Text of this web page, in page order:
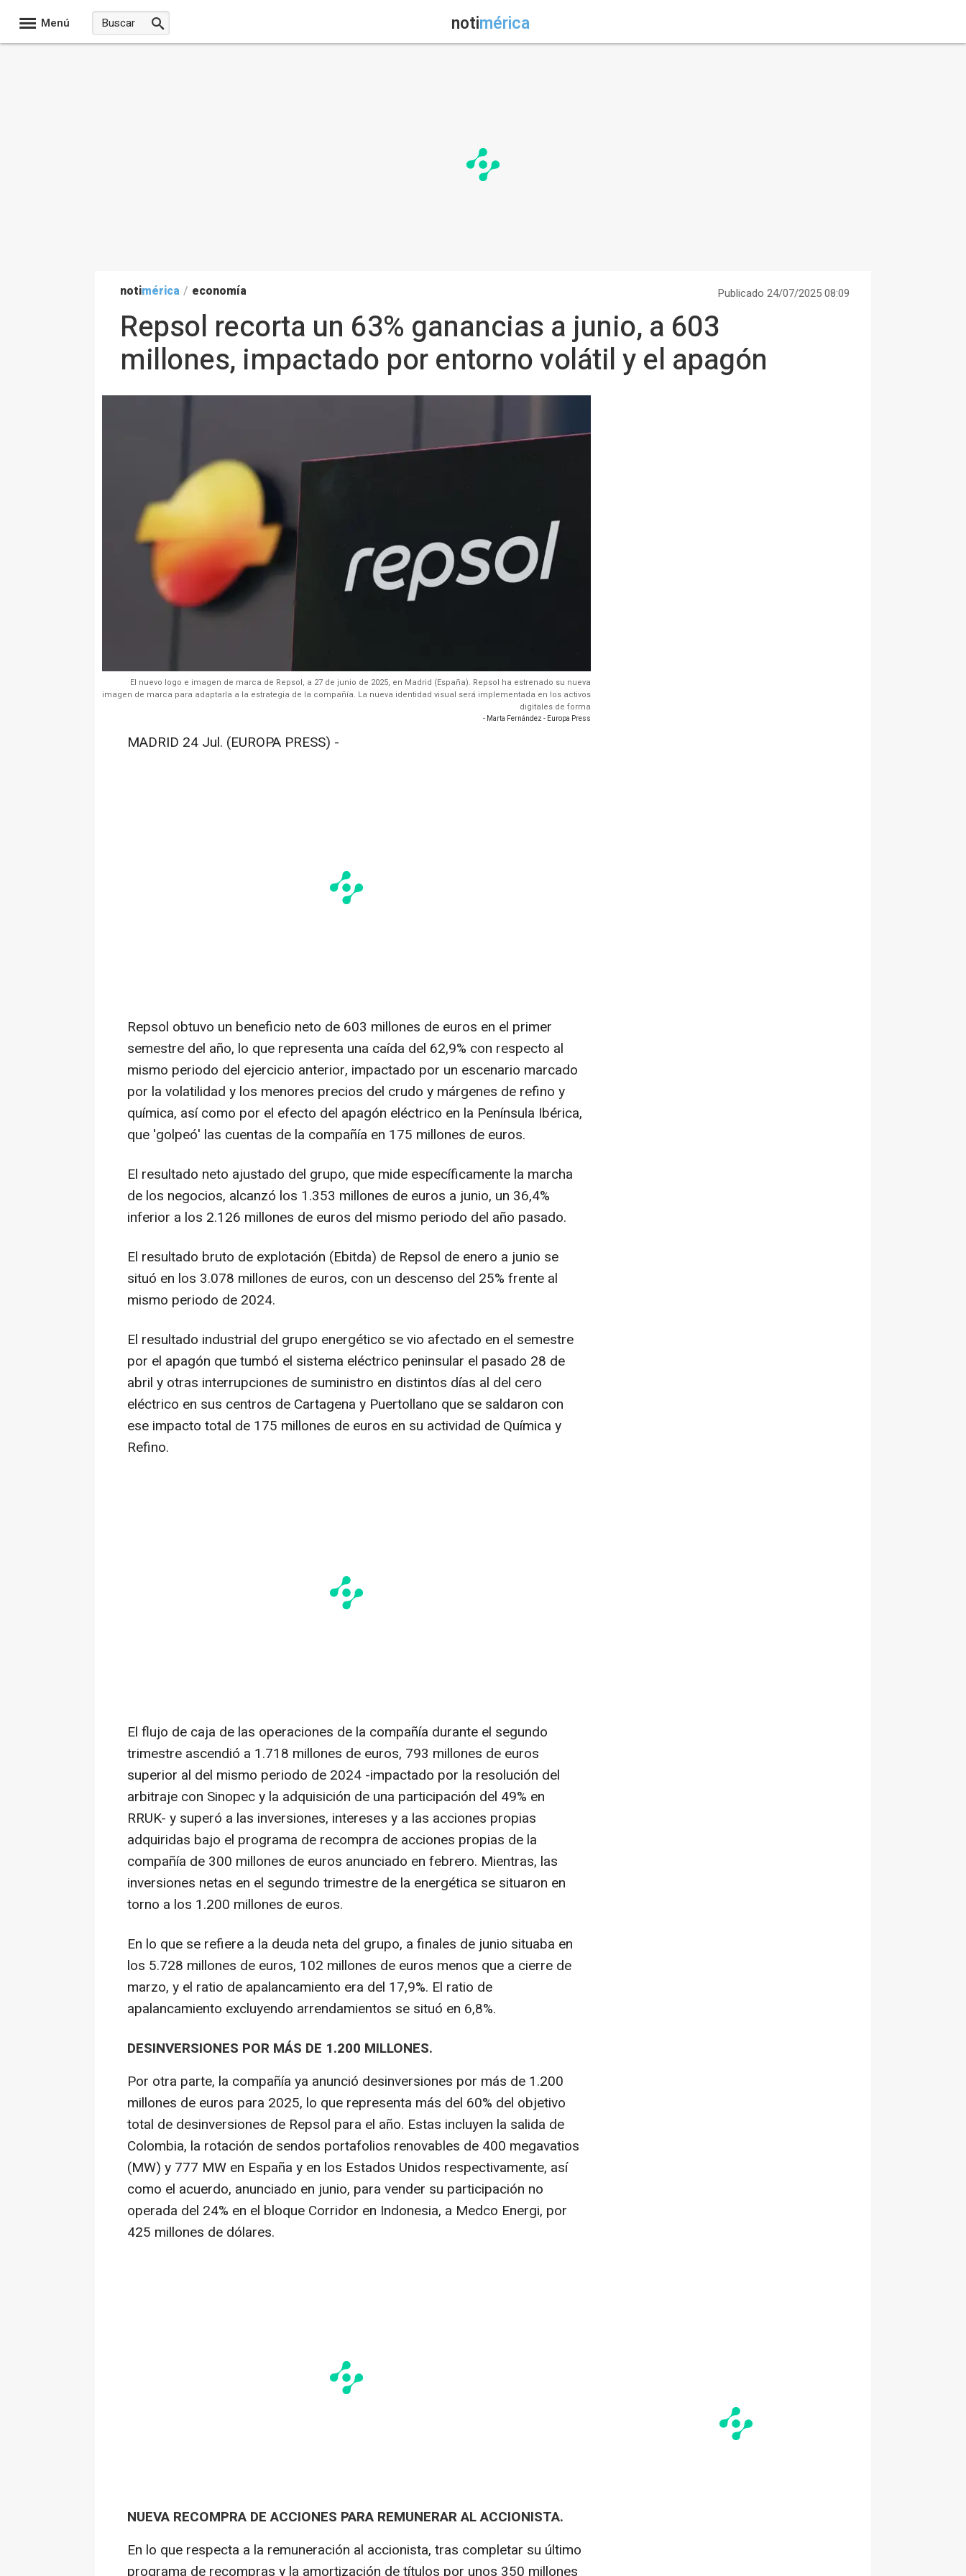
Menú notimérica
notimérica / economía Publicado 24/07/2025 08:09
Repsol recorta un 63% ganancias a junio, a 603
millones, impactado por entorno volátil y el apagón
El nuevo logo e imagen de marca de Repsol, a 27 de junio de 2025, en Madrid (España). Repsol ha estrenado su nueva
imagen de marca para adaptarla a la estrategia de la compañía. La nueva identidad visual será implementada en los activos
digitales de forma
- Marta Fernández - Europa Press
MADRID 24 Jul. (EUROPA PRESS) -
Repsol obtuvo un beneficio neto de 603 millones de euros en el primer
semestre del año, lo que representa una caída del 62,9% con respecto al
mismo periodo del ejercicio anterior, impactado por un escenario marcado
por la volatilidad y los menores precios del crudo y márgenes de refino y
química, así como por el efecto del apagón eléctrico en la Península Ibérica,
que 'golpeó' las cuentas de la compañía en 175 millones de euros.
El resultado neto ajustado del grupo, que mide específicamente la marcha
de los negocios, alcanzó los 1.353 millones de euros a junio, un 36,4%
inferior a los 2.126 millones de euros del mismo periodo del año pasado.
El resultado bruto de explotación (Ebitda) de Repsol de enero a junio se
situó en los 3.078 millones de euros, con un descenso del 25% frente al
mismo periodo de 2024.
El resultado industrial del grupo energético se vio afectado en el semestre
por el apagón que tumbó el sistema eléctrico peninsular el pasado 28 de
abril y otras interrupciones de suministro en distintos días al del cero
eléctrico en sus centros de Cartagena y Puertollano que se saldaron con
ese impacto total de 175 millones de euros en su actividad de Química y
Refino.
El flujo de caja de las operaciones de la compañía durante el segundo
trimestre ascendió a 1.718 millones de euros, 793 millones de euros
superior al del mismo periodo de 2024 -impactado por la resolución del
arbitraje con Sinopec y la adquisición de una participación del 49% en
RRUK- y superó a las inversiones, intereses y a las acciones propias
adquiridas bajo el programa de recompra de acciones propias de la
compañía de 300 millones de euros anunciado en febrero. Mientras, las
inversiones netas en el segundo trimestre de la energética se situaron en
torno a los 1.200 millones de euros.
En lo que se refiere a la deuda neta del grupo, a finales de junio situaba en
los 5.728 millones de euros, 102 millones de euros menos que a cierre de
marzo, y el ratio de apalancamiento era del 17,9%. El ratio de
apalancamiento excluyendo arrendamientos se situó en 6,8%.
DESINVERSIONES POR MÁS DE 1.200 MILLONES.
Por otra parte, la compañía ya anunció desinversiones por más de 1.200
millones de euros para 2025, lo que representa más del 60% del objetivo
total de desinversiones de Repsol para el año. Estas incluyen la salida de
Colombia, la rotación de sendos portafolios renovables de 400 megavatios
(MW) y 777 MW en España y en los Estados Unidos respectivamente, así
como el acuerdo, anunciado en junio, para vender su participación no
operada del 24% en el bloque Corridor en Indonesia, a Medco Energi, por
425 millones de dólares.
NUEVA RECOMPRA DE ACCIONES PARA REMUNERAR AL ACCIONISTA.
En lo que respecta a la remuneración al accionista, tras completar su último
programa de recompras y la amortización de títulos por unos 350 millones